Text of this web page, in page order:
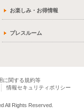
お楽しみ・お得情報
プレスルーム
に関する規約等
情報セキュリティポリシー
All Rights Reserved.